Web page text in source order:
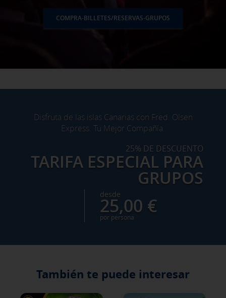
COMPRA-BILLETES/RESERVAS-GRUPOS
Disfruta de las islas Canarias con Fred. Olsen
Express. Tu Mejor Compañía.
25% DE DESCUENTO
TARIFA ESPECIAL PARA
GRUPOS
desde
25,00 €
por persona
También te puede interesar